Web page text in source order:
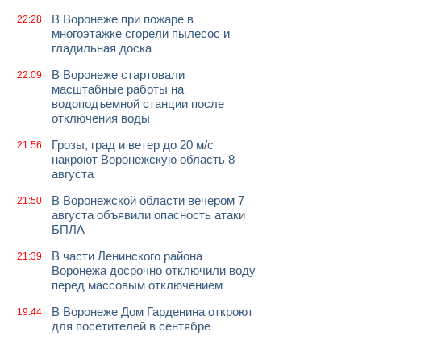
22:28
В Воронеже при пожаре в
многоэтажке сгорели пылесос и
гладильная доска
22:09
В Воронеже стартовали
масштабные работы на
водоподъемной станции после
отключения воды
21:56
Грозы, град и ветер до 20 м/с
накроют Воронежскую область 8
августа
21:50
В Воронежской области вечером 7
августа объявили опасность атаки
БПЛА
21:39
В части Ленинского района
Воронежа досрочно отключили воду
перед массовым отключением
19:44
В Воронеже Дом Гарденина откроют
для посетителей в сентябре